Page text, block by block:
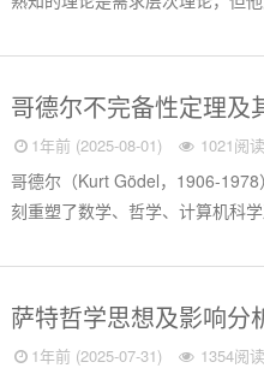
哥德尔不完备性定理及
1年前 (2025-08-01) 1021阅读
哥德尔（Kurt Gödel，1906-
刻重塑了数学、哲学、计算机科
萨特哲学思想及影响分
1年前 (2025-07-31) 1354阅读